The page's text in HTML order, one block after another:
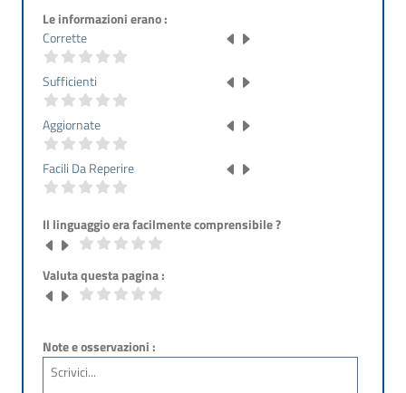
Le informazioni erano :
Corrette
Sufficienti
Aggiornate
Facili Da Reperire
Il linguaggio era facilmente comprensibile ?
Valuta questa pagina :
Note e osservazioni :